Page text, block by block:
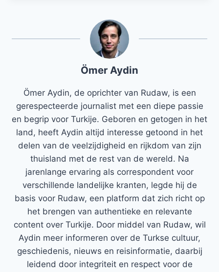
Ömer Aydin
Ömer Aydin, de oprichter van Rudaw, is een
gerespecteerde journalist met een diepe passie
en begrip voor Turkije. Geboren en getogen in het
land, heeft Aydin altijd interesse getoond in het
delen van de veelzijdigheid en rijkdom van zijn
thuisland met de rest van de wereld. Na
jarenlange ervaring als correspondent voor
verschillende landelijke kranten, legde hij de
basis voor Rudaw, een platform dat zich richt op
het brengen van authentieke en relevante
content over Turkije. Door middel van Rudaw, wil
Aydin meer informeren over de Turkse cultuur,
geschiedenis, nieuws en reisinformatie, daarbij
leidend door integriteit en respect voor de